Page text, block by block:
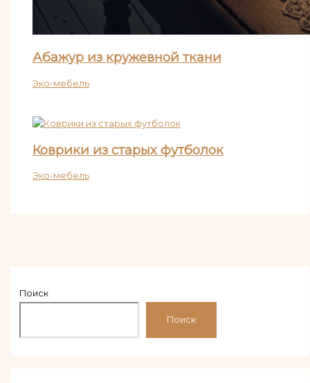
Поиск
Поиск
Абажур из кружевной ткани
Эко-мебель
Коврики из старых футболок
Эко-мебель